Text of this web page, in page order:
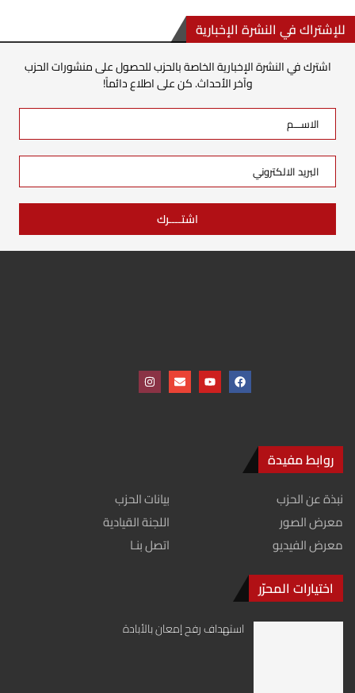
للإشتراك في النشرة الإخبارية
اشترك في النشرة الإخبارية الخاصة بالحزب للحصول على منشورات الحزب
وآخر الأحداث. كن على اطلاع دائماً!
روابط مفيدة
نبذة عن الحزب
بيانات الحزب
معرض الصور
اللجنة القيادية
معرض الفيديو
اتصل بنـا
اختيارات المحرّر
استهداف رفح إمعان بالأبادة